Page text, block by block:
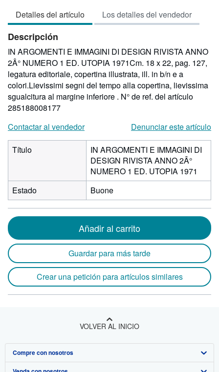
5
estrellas
Detalles del artículo Los detalles del vendedor
Descripción
IN ARGOMENTI E IMMAGINI DI DESIGN RIVISTA ANNO
2Â° NUMERO 1 ED. UTOPIA 1971Cm. 18 x 22, pag. 127,
legatura editoriale, copertina illustrata, ill. in b/n e a
colori.Lievissimi segni del tempo alla copertina, lievissima
sgualcitura al margine inferiore . N° de ref. del artículo
285188008177
Contactar al vendedor
Denunciar este artículo
Título
IN ARGOMENTI E IMMAGINI DI
DESIGN RIVISTA ANNO 2Â°
NUMERO 1 ED. UTOPIA 1971
Estado
Buone
Añadir al carrito
Guardar para más tarde
Crear una petición para artículos similares
VOLVER AL INICIO
Compre con nosotros